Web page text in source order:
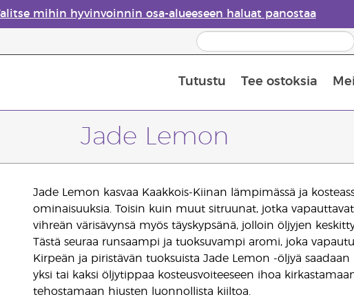
mihin hyvinvoinnin osa-alueeseen haluat panostaa
Tutustu Tee ostoksia
Jade Lemon
Jade Lemon kasvaa Kaakkois-Kiinan lämpimässä ja
ominaisuuksia. Toisin kuin muut sitruunat, jotka
vihreän värisävynsä myös täyskypsänä, jolloin öljyjen
Tästä seuraa runsaampi ja tuoksuvampi aromi, joka
Kirpeän ja piristävän tuoksuista Jade Lemon -öljyä
yksi tai kaksi öljytippaa kosteusvoiteeseen ihoa
tehostamaan hiusten luonnollista kiiltoa.